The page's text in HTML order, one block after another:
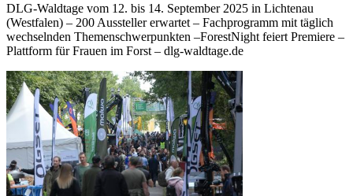
DLG-Waldtage vom 12. bis 14. September 2025 in Lichtenau
(Westfalen) – 200 Aussteller erwartet – Fachprogramm mit täglich
wechselnden Themenschwerpunkten –ForestNight feiert Premiere –
Plattform für Frauen im Forst – dlg-waldtage.de